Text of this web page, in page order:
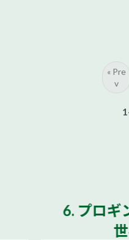
« Pre
v
6. プロギング
世界